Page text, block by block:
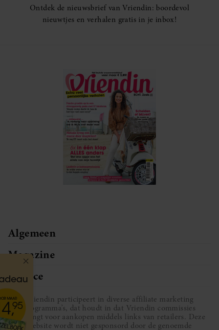
Ontdek de nieuwsbrief van Vriendin: boordevol
nieuwtjes en verhalen gratis in je inbox!
Algemeen
Magazine
Service
Vriendin participeert in diverse affiliate marketing
programma’s, dat houdt in dat Vriendin commissies
ontvangt voor aankopen middels links van retailers. Deze
website wordt niet gesponsord door de genoemde